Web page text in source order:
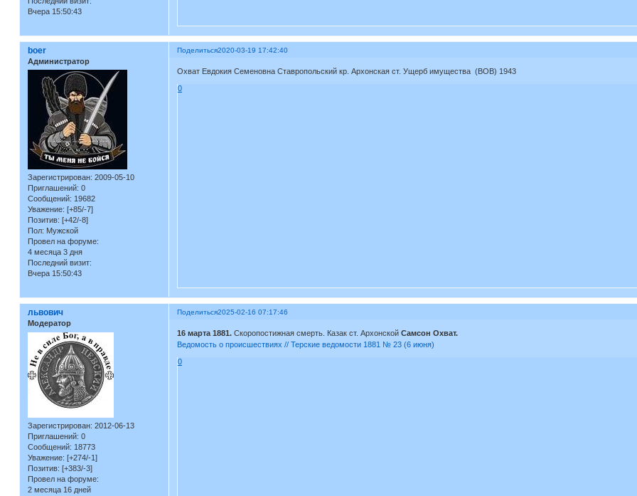
Вчера 15:50:43
Поделиться2020-03-19 17:42:40
boer
Администратор
Зарегистрирован: 2009-05-10
Приглашений: 0
Сообщений: 19682
Уважение: [+85/-7]
Позитив: [+42/-8]
Пол: Мужской
Провел на форуме:
4 месяца 3 дня
Последний визит:
Вчера 15:50:43
Охват Евдокия Семеновна Ставропольский кр. Архонская ст. Ущерб имущества (ВОВ) 1943
0
Поделиться2025-02-16 07:17:46
львович
Модератор
Зарегистрирован: 2012-06-13
Приглашений: 0
Сообщений: 18773
Уважение: [+274/-1]
Позитив: [+383/-3]
Провел на форуме:
2 месяца 16 дней
16 марта 1881.Скоропостижная смерть. Казак ст. Архонской Самсон Охват.
Ведомость о происшествиях // Терские ведомости 1881 № 23 (6 июня)
0